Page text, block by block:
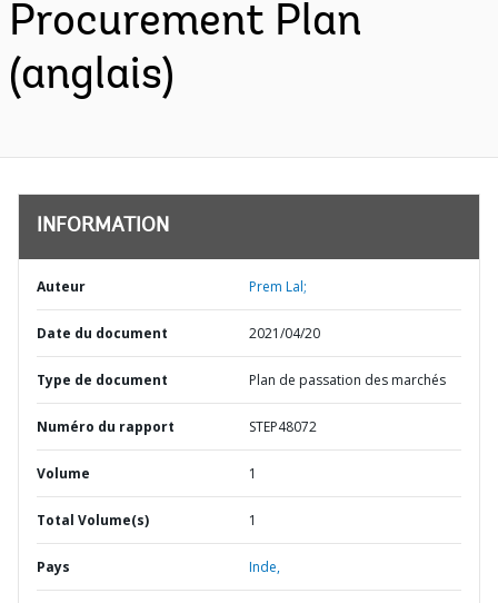
Procurement Plan
(anglais)
INFORMATION
Auteur Prem Lal;
Date du document 2021/04/20
Type de document Plan de passation des marchés
Numéro du rapport STEP48072
Volume 1
Total Volume(s) 1
Pays Inde,